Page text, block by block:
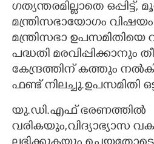
ഗത്യന്തരമില്ലാതെ ഒപ്പിട്ട്,​
മന്ത്രിസഭായോഗം വിഷയം
മന്ത്രിസഭാ
പദ്ധതി മരവിപ്പിക്കാനും
കേന്ദ്രത്തിന് കത്തും
ഫണ്ട് നിലച്ചു.ഉപസമിതി
യു.ഡി.എഫ് ഭരണത്തിൽ
വരികയും,വിദ്യാഭ്യാസ